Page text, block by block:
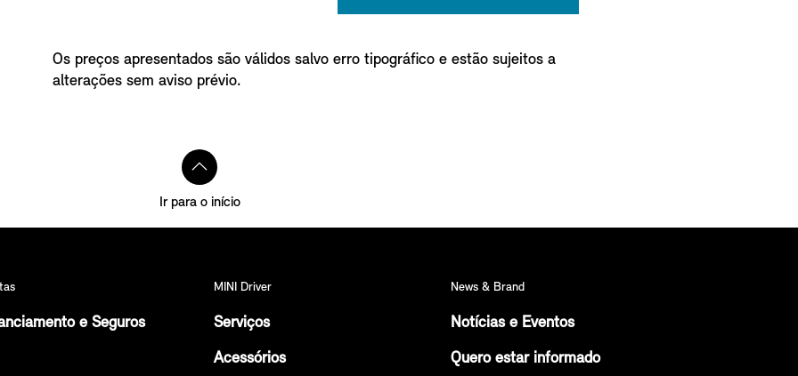
Os preços apresentados são válidos salvo erro tipográfico e estão sujeitos a
alterações sem aviso prévio.
Ir para o início
e Seguros
MINI Driver
Serviços
Acessórios
News & Brand
Notícias e Eventos
Quero estar informado